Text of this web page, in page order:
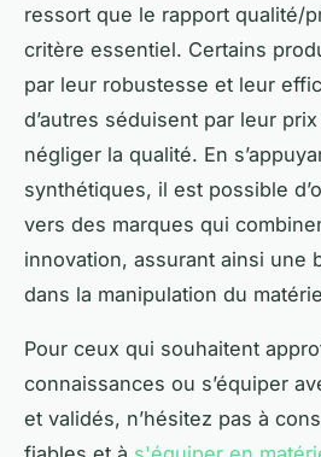
ressort que le rapport qualité/
critère essentiel. Certains
par leur robustesse et leur
d’autres séduisent par leur
négliger la qualité. En
synthétiques, il est possible
vers des marques qui
innovation, assurant ainsi une
dans la manipulation du
Pour ceux qui souhaitent
connaissances ou s’équiper
et validés, n’hésitez pas à